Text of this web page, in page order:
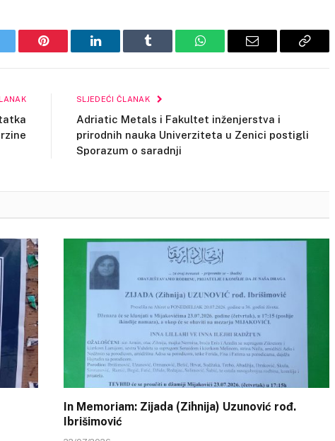
Pinterest LinkedIn Tumblr WhatsAppEmail
Copy
SLJEDEĆI ČLANAK
Adriatic Metals i Fakultet inženjerstva i
prirodnih nauka Univerziteta u Zenici postigli
Sporazum o saradnji
In Memoriam: Zijada (Zihnija) Uzunović rođ.
Ibrišimović